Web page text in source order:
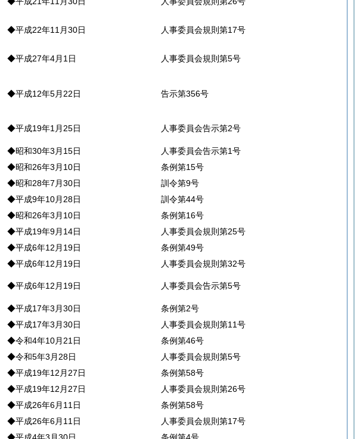
◆平成22年11月30日 人事委員会規則第17号
◆平成27年4月1日 人事委員会規則第5号
◆平成12年5月22日 告示第356号
◆平成19年1月25日 人事委員会告示第2号
◆昭和30年3月15日
人事委員会告示第1号
◆昭和26年3月10日
条例第15号
◆昭和28年7月30日
訓令第9号
◆平成9年10月28日
訓令第44号
◆昭和26年3月10日
条例第16号
◆平成19年9月14日
人事委員会規則第25号
◆平成6年12月19日
条例第49号
◆平成6年12月19日
人事委員会規則第32号
◆平成6年12月19日 人事委員会告示第5号
◆平成17年3月30日
条例第2号
◆平成17年3月30日
人事委員会規則第11号
◆令和4年10月21日
条例第46号
◆令和5年3月28日
人事委員会規則第5号
◆平成19年12月27日
条例第58号
◆平成19年12月27日
人事委員会規則第26号
◆平成26年6月11日
条例第58号
◆平成26年6月11日
人事委員会規則第17号